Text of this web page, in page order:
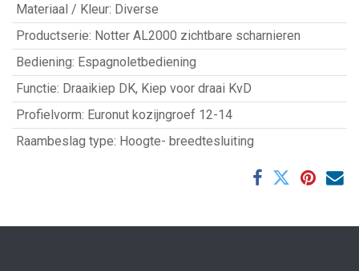
Materiaal / Kleur: Diverse
Productserie: Notter AL2000 zichtbare scharnieren
Bediening: Espagnoletbediening
Functie: Draaikiep DK, Kiep voor draai KvD
Profielvorm: Euronut kozijngroef 12-14
Raambeslag type: Hoogte- breedtesluiting